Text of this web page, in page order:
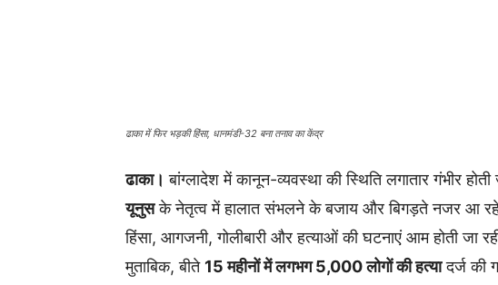
ढाका में फिर भड़की हिंसा, धानमंडी-32 बना तनाव का केंद्र
ढाका। बांग्लादेश में कानून-व्यवस्था की स्थिति लगातार गंभीर होती
यूनुसके नेतृत्व में हालात संभलने के बजाय और बिगड़ते नजर आ रहे
हिंसा, आगजनी, गोलीबारी और हत्याओं की घटनाएं आम होती
मुताबिक, बीते 15 महीनों में लगभग 5,000 लोगों की हत्यादर्ज की